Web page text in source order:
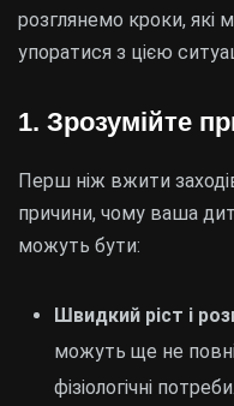
розглянемо кроки,
упоратися з цією
1. Зрозумійте
Перш ніж вжити
причини, чому ваша
можуть бути:
Швидкий ріст і
можуть ще не
фізіологічні потреби.